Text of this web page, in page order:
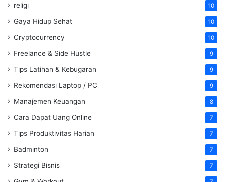
religi 10
Gaya Hidup Sehat 10
Cryptocurrency 10
Freelance & Side Hustle 9
Tips Latihan & Kebugaran 9
Rekomendasi Laptop / PC 9
Manajemen Keuangan 8
Cara Dapat Uang Online 7
Tips Produktivitas Harian 7
Badminton 7
Strategi Bisnis 7